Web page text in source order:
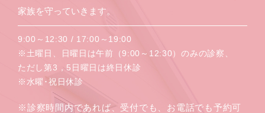
家族を守っていきます。
9:00～12:30 / 17:00～19:00
※土曜日、日曜日は午前（9:00～12:30）のみの診察、
ただし第3，5日曜日は終日休診
※水曜･祝日休診
※診察時間内であれば、受付でも、お電話でも予約可